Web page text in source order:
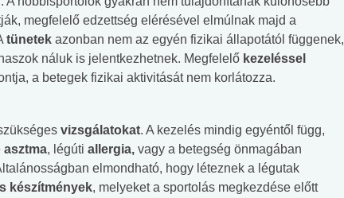
megfelelő edzettség elérésével elmúlnak majd a
tünetek azonban nem az egyén fizikai állapotától függenek,
náluk is jelentkezhetnek. Megfelelő kezeléssel
a betegek fizikai aktivitását nem korlátozza.
vizsgálatokat. A kezelés mindig egyéntől függ,
asztma, légúti allergia, vagy a betegség önmagában
elmondható, hogy léteznek a légutak
készítmények, melyeket a sportolás megkezdése előtt